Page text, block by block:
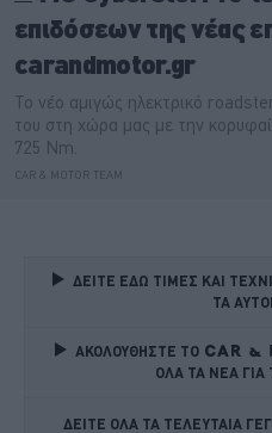
ΔΕΙΤΕ ΕΔΩ ΤΙΜΕΣ ΚΑΙ
ΤΑ
ΑΚΟΛΟΥΘΗΣΤΕ ΤΟ
ΟΛΑ ΤΑ ΝΕΑ ΓΙΑ
ΔΕΙΤΕ ΟΛΑ ΤΑ ΤΕΛΕΥΤΑΙΑ